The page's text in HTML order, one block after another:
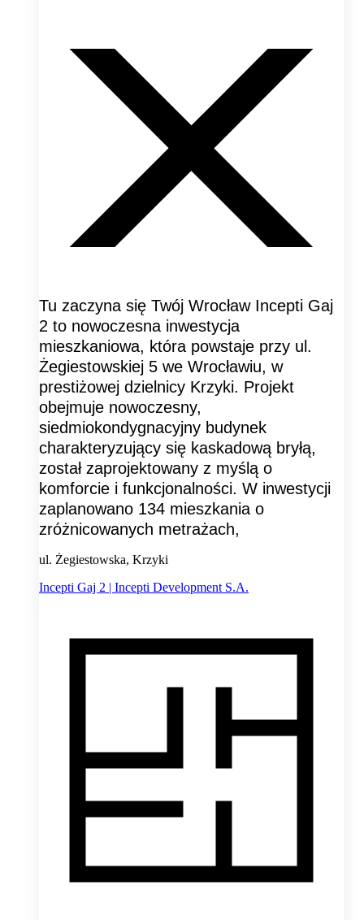
Tu zaczyna się Twój Wrocław Incepti Gaj
2 to nowoczesna inwestycja
mieszkaniowa, która powstaje przy ul.
Żegiestowskiej 5 we Wrocławiu, w
prestiżowej dzielnicy Krzyki. Projekt
obejmuje nowoczesny,
siedmiokondygnacyjny budynek
charakteryzujący się kaskadową bryłą,
został zaprojektowany z myślą o
komforcie i funkcjonalności. W inwestycji
zaplanowano 134 mieszkania o
zróżnicowanych metrażach,
ul. Żegiestowska, Krzyki
Incepti Gaj 2 | Incepti Development S.A.